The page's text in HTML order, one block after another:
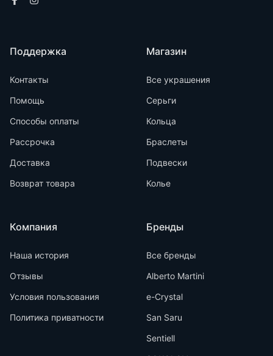
Поддержка
Контакты
Помощь
Способы оплаты
Рассрочка
Доставка
Возврат товара
Компания
Наша история
Отзывы
Условия пользования
Политика приватности
Магазин
Все украшения
Серьги
Кольца
Браслеты
Подвески
Колье
Бренды
Все бренды
Alberto Martini
e-Crystal
San Saru
Sentiell